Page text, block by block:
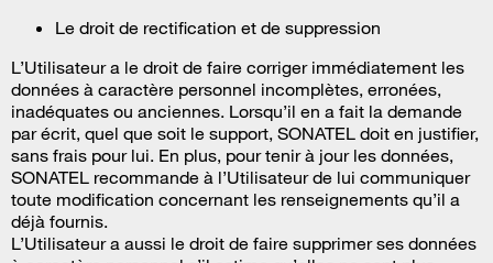
Le droit de rectification et de suppression
L’Utilisateur a le droit de faire corriger immédiatement les
données à caractère personnel incomplètes, erronées,
inadéquates ou anciennes. Lorsqu’il en a fait la demande
par écrit, quel que soit le support, SONATEL doit en justifier,
sans frais pour lui. En plus, pour tenir à jour les données,
SONATEL recommande à l’Utilisateur de lui communiquer
toute modification concernant les renseignements qu’il a
déjà fournis.
L’Utilisateur a aussi le droit de faire supprimer ses données